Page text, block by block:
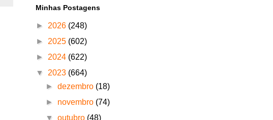
Minhas Postagens
► 2026 (248)
► 2025 (602)
► 2024 (622)
▼ 2023 (664)
►dezembro (18)
► novembro (74)
▼outubro (48)